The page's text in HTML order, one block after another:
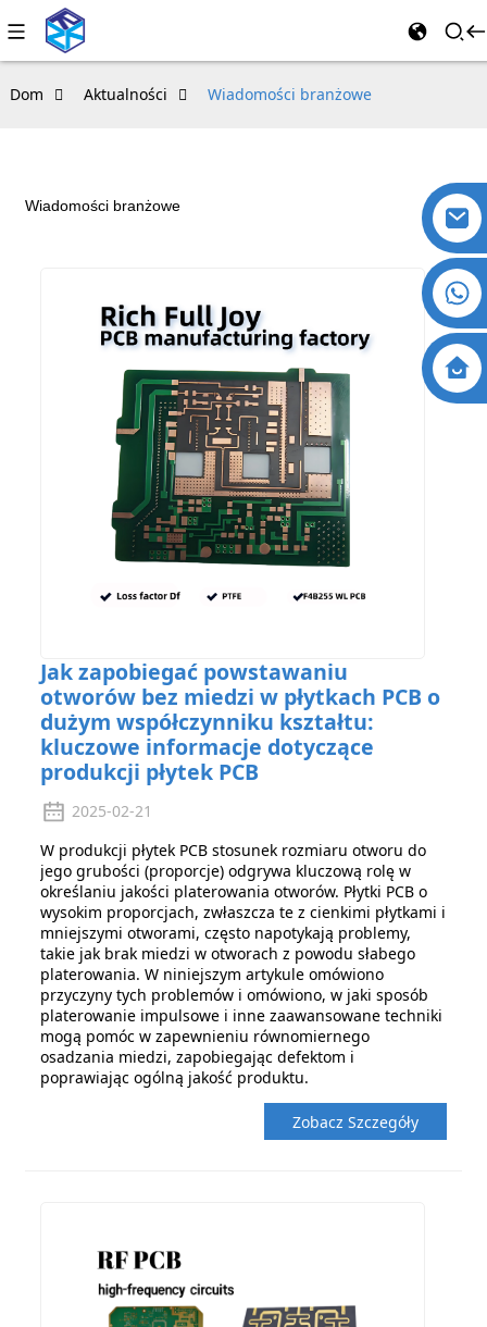
Dom Aktualności Wiadomości branżowe
Wiadomości branżowe
Jak zapobiegać powstawaniu
otworów bez miedzi w płytkach PCB o
dużym współczynniku kształtu:
kluczowe informacje dotyczące
produkcji płytek PCB
2025-02-21
W produkcji płytek PCB stosunek rozmiaru otworu do
jego grubości (proporcje) odgrywa kluczową rolę w
określaniu jakości platerowania otworów. Płytki PCB o
wysokim proporcjach, zwłaszcza te z cienkimi płytkami i
mniejszymi otworami, często napotykają problemy,
takie jak brak miedzi w otworach z powodu słabego
platerowania. W niniejszym artykule omówiono
przyczyny tych problemów i omówiono, w jaki sposób
platerowanie impulsowe i inne zaawansowane techniki
mogą pomóc w zapewnieniu równomiernego
osadzania miedzi, zapobiegając defektom i
poprawiając ogólną jakość produktu.
Zobacz Szczegóły